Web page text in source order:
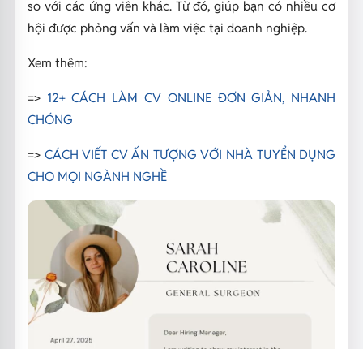
so với các ứng viên khác. Từ đó, giúp bạn có nhiều cơ
hội được phỏng vấn và làm việc tại doanh nghiệp.
Xem thêm:
=> 12+ CÁCH LÀM CV ONLINE ĐƠN GIẢN, NHANH
CHÓNG
=> CÁCH VIẾT CV ẤN TƯỢNG VỚI NHÀ TUYỂN DỤNG
CHO MỌI NGÀNH NGHỀ